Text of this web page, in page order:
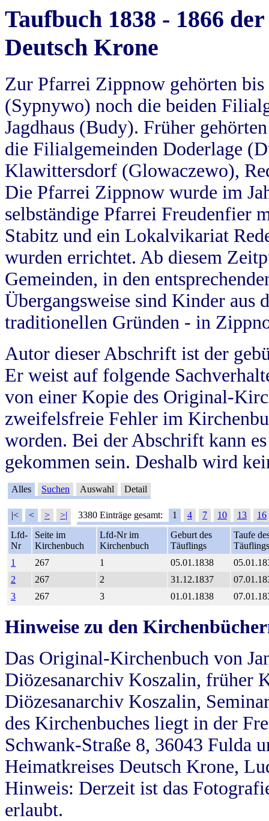
Taufbuch 1838 - 1866
Deutsch Krone
Zur Pfarrei Zippnow gehörten
(Sypnywo) noch die beiden
Jagdhaus (Budy). Früher
die Filialgemeinden Doderlage
Klawittersdorf (Glowaczewo),
Die Pfarrei Zippnow wurde im
selbständige Pfarrei Freudenfier
Stabitz und ein Lokalvikariat
wurden errichtet. Ab diesem
Gemeinden, in den
Übergangsweise sind Kinder aus
traditionellen Gründen - in
Autor dieser Abschrift ist der
Er weist auf folgende
von einer Kopie des Original-
zweifelsfreie Fehler im
worden. Bei der Abschrift kann
gekommen sein. Deshalb wird
Alles Suchen Auswahl Detail
|< < > >| 3380 Einträge gesamt: 1 4 7 10 13
16
Lfd-
Nr
Seite im
Kirchenbuch
Lfd-Nr im
Kirchenbuch
Geburt des
Täuflings
Taufe
Täuflings
1
267 1 05.01.1838
2
267 2 31.12.1837
3
267 3 01.01.1838
Hinweise zu den
Das Original-Kirchenbuch von
Diözesanarchiv Koszalin, früher
Diözesanarchiv Koszalin,
des Kirchenbuches liegt in der
Schwank-Straße 8, 36043 Fulda
Heimatkreises Deutsch Krone,
Hinweis: Derzeit ist das
erlaubt.